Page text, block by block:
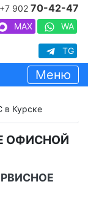
+7 902 70-42-47
MAX WA
TG
Меню
в Курске
ОФИСНОЙ